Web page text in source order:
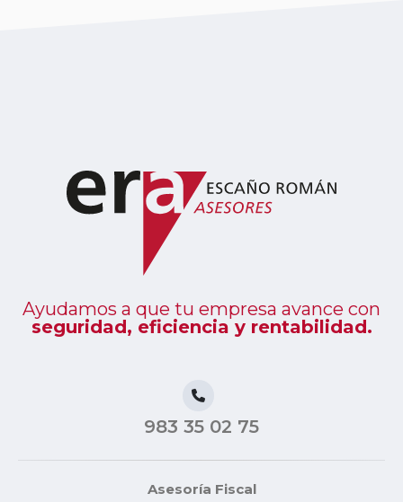
Ayudamos a que tu empresa avance con
seguridad, eficiencia y rentabilidad.
983 35 02 75
Asesoría Fiscal